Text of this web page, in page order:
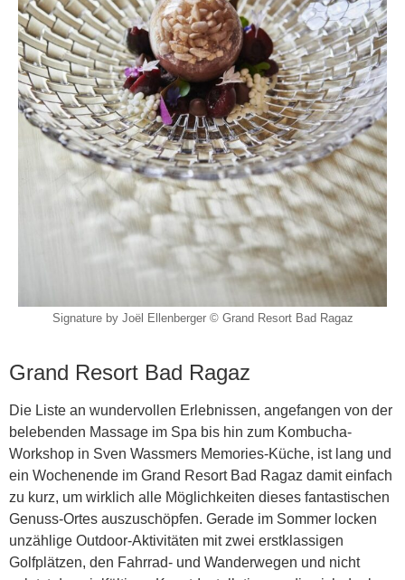
Signature by Joël Ellenberger © Grand Resort Bad Ragaz
Grand Resort Bad Ragaz
Die Liste an wundervollen Erlebnissen, angefangen von der
belebenden Massage im Spa bis hin zum Kombucha-
Workshop in Sven Wassmers Memories-Küche, ist lang und
ein Wochenende im Grand Resort Bad Ragaz damit einfach
zu kurz, um wirklich alle Möglichkeiten dieses fantastischen
Genuss-Ortes auszuschöpfen. Gerade im Sommer locken
unzählige Outdoor-Aktivitäten mit zwei erstklassigen
Golfplätzen, den Fahrrad- und Wanderwegen und nicht